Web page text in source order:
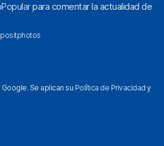
para comentar la actualidad de
Se aplican su Política de Privacidad y